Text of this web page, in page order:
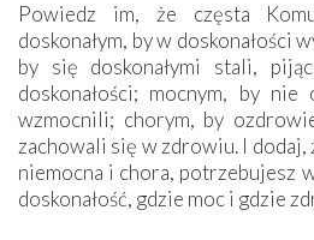
Powiedz im, że częsta
doskonałym, by w doskonałości
by się doskonałymi stali,
doskonałości; mocnym, by nie
wzmocnili; chorym, by
zachowali się w zdrowiu. I dodaj,
niemocna i chora, potrzebujesz
doskonałość, gdzie moc i gdzie